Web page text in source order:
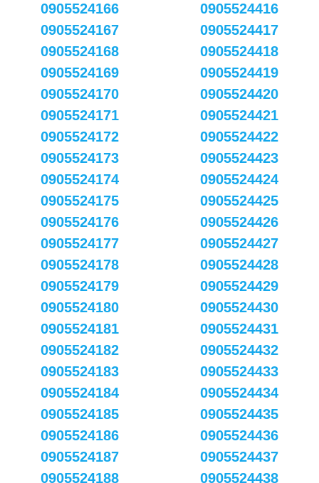
0905524166
0905524167
0905524168
0905524169
0905524170
0905524171
0905524172
0905524173
0905524174
0905524175
0905524176
0905524177
0905524178
0905524179
0905524180
0905524181
0905524182
0905524183
0905524184
0905524185
0905524186
0905524187
0905524188
0905524416
0905524417
0905524418
0905524419
0905524420
0905524421
0905524422
0905524423
0905524424
0905524425
0905524426
0905524427
0905524428
0905524429
0905524430
0905524431
0905524432
0905524433
0905524434
0905524435
0905524436
0905524437
0905524438